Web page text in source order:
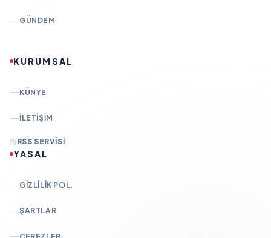
GÜNDEM
KURUMSAL
KÜNYE
İLETIŞIM
RSS SERVISI
YASAL
GIZLILIK POL.
ŞARTLAR